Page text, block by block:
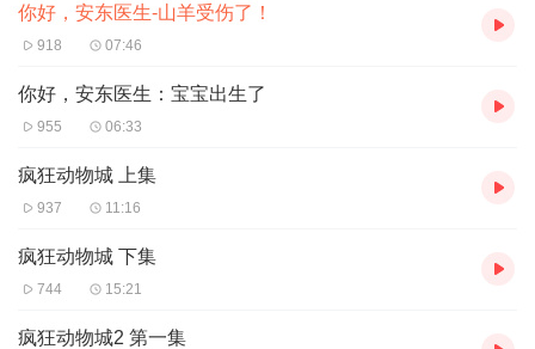
你好，安东医生-山羊受伤了！
918 07:46
你好，安东医生：宝宝出生了
955 06:33
疯狂动物城 上集
937 11:16
疯狂动物城 下集
744 15:21
疯狂动物城2 第一集